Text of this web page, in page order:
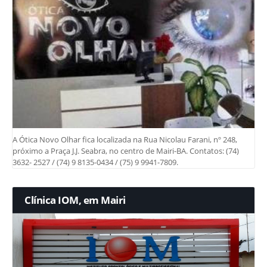
A Ótica Novo Olhar fica localizada na Rua Nicolau Farani, nº 248,
próximo a Praça J.J. Seabra, no centro de Mairi-BA. Contatos: (74)
3632- 2527 / (74) 9 8135-0434 / (75) 9 9941-7809.
Clínica IOM, em Mairi